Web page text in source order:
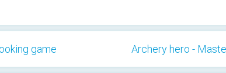
game Archery hero -